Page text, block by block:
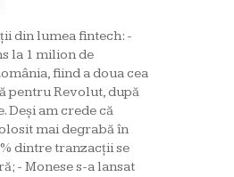
din lumea fintech: -
la 1 milion de
fiind a doua cea
pentru Revolut, după
Deși am crede că
mai degrabă în
dintre tranzacții se
- Monese s-a lansat